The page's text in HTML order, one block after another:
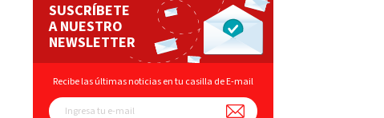
SUSCRÍBETE
A NUESTRO
NEWSLETTER
Recibe las últimas noticias en tu casilla de E-mail